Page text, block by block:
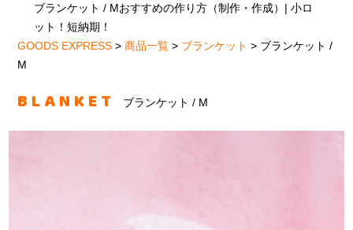
ブランケット / Mおすすめの作り方（制作・作成）| 小ロ
ット！短納期！
GOODS EXPRESS >商品一覧 > ブランケット > ブランケット /
M
BLANKET ブランケット / M